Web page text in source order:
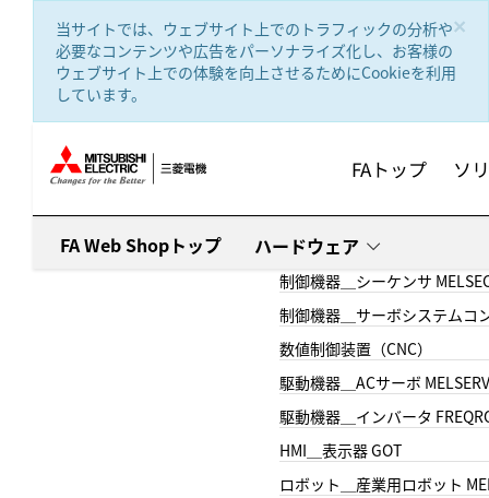
×
当サイトでは、ウェブサイト上でのトラフィックの分析や
必要なコンテンツや広告をパーソナライズ化し、お客様の
ウェブサイト上での体験を向上させるためにCookieを利用
しています。
FAトップ ソ
FA Web Shopトップ ハードウェア
制御機器＿シーケンサ
制御機器＿サーボシステムコ
数値制御装置（CNC）
駆動機器＿ACサーボ
駆動機器＿インバータ
HMI＿表示器 GOT
ロボット＿産業用ロボット